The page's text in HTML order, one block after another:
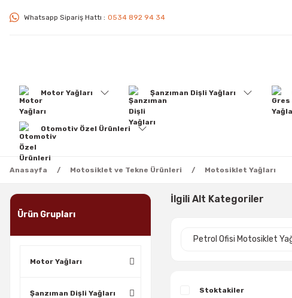
Whatsapp Sipariş Hattı : 0534 892 94 34
Motor Yağları Şanzıman Dişli Yağları
Otomotiv Özel Ürünleri
Anasayfa Motosiklet ve Tekne Ürünleri Motosiklet Yağları
Ürün Grupları
Motor Yağları
Şanzıman Dişli Yağları
İlgili Alt Kategoriler
Petrol Ofisi Motosiklet
Stoktakiler